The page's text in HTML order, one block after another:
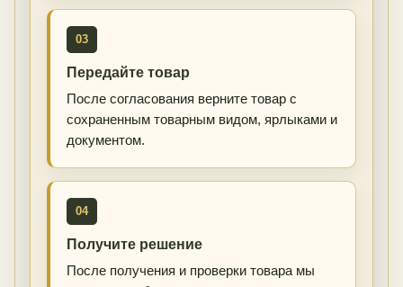
03
Передайте товар
После согласования верните товар с
сохраненным товарным видом, ярлыками и
документом.
04
Получите решение
После получения и проверки товара мы